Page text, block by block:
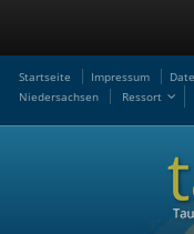
Startseite Impressum
Niedersachsen
Ressort